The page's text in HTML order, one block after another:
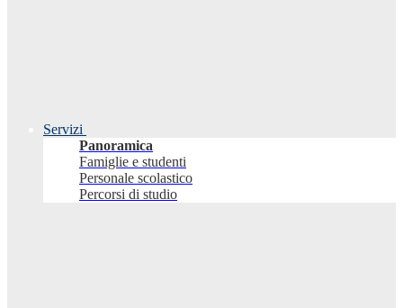
Servizi
Panoramica
Famiglie e studenti
Personale scolastico
Percorsi di studio